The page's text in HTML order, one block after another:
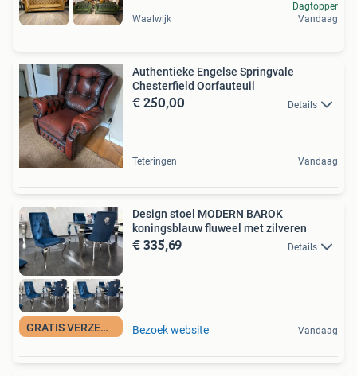
Waalwijk
Dagtopper
Vandaag
Authentieke Engelse Springvale
Chesterfield Oorfauteuil
€ 250,00 Details
Teteringen Vandaag
GRATIS VERZENDING
Design stoel MODERN BAROK
koningsblauw fluweel met zilveren
€ 335,69 Details
Bezoek website Vandaag